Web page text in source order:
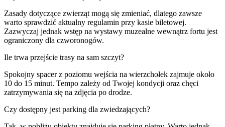
Zasady dotyczące zwierząt mogą się zmieniać, dlatego zawsze
warto sprawdzić aktualny regulamin przy kasie biletowej.
Zazwyczaj jednak wstęp na wystawy muzealne wewnątrz fortu jest
ograniczony dla czworonogów.
Ile trwa przejście trasy na sam szczyt?
Spokojny spacer z poziomu wejścia na wierzchołek zajmuje około
10 do 15 minut. Tempo zależy od Twojej kondycji oraz chęci
zatrzymywania się na zdjęcia po drodze.
Czy dostępny jest parking dla zwiedzających?